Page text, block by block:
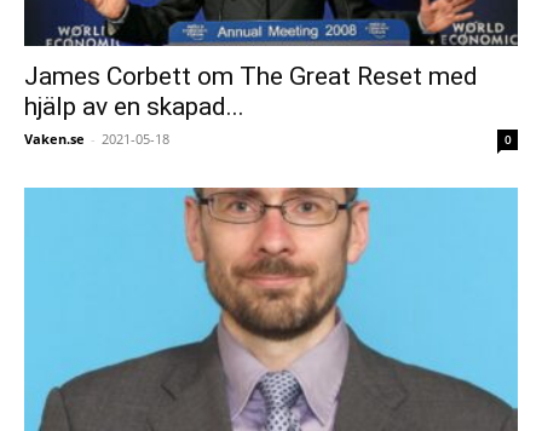
James Corbett om The Great Reset med
hjälp av en skapad...
Vaken.se - 2021-05-18 0